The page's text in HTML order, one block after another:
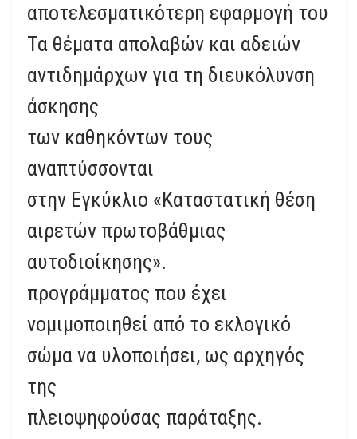
αποτελεσματικότερη εφαρμογή του
Τα θέματα απολαβών και αδειών
αντιδημάρχων για τη διευκόλυνση
άσκησης
των καθηκόντων τους
αναπτύσσονται
στην Εγκύκλιο «Καταστατική θέση
αιρετών πρωτοβάθμιας
αυτοδιοίκησης».
προγράμματος που έχει
νομιμοποιηθεί από το εκλογικό
σώμα να υλοποιήσει, ως αρχηγός
της
πλειοψηφούσας παράταξης.